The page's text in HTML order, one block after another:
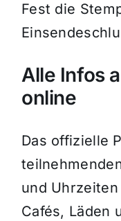
Fest die
Alle Infos
online
Das offizielle
und
Cafés, Läden